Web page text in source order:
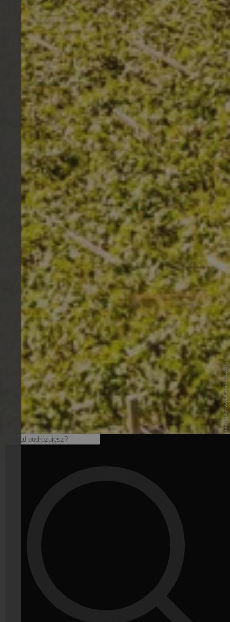
© Shutterstock / manfredxy - www.shutterstock.com